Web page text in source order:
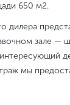
650 м2.
дилера
зале —
мы